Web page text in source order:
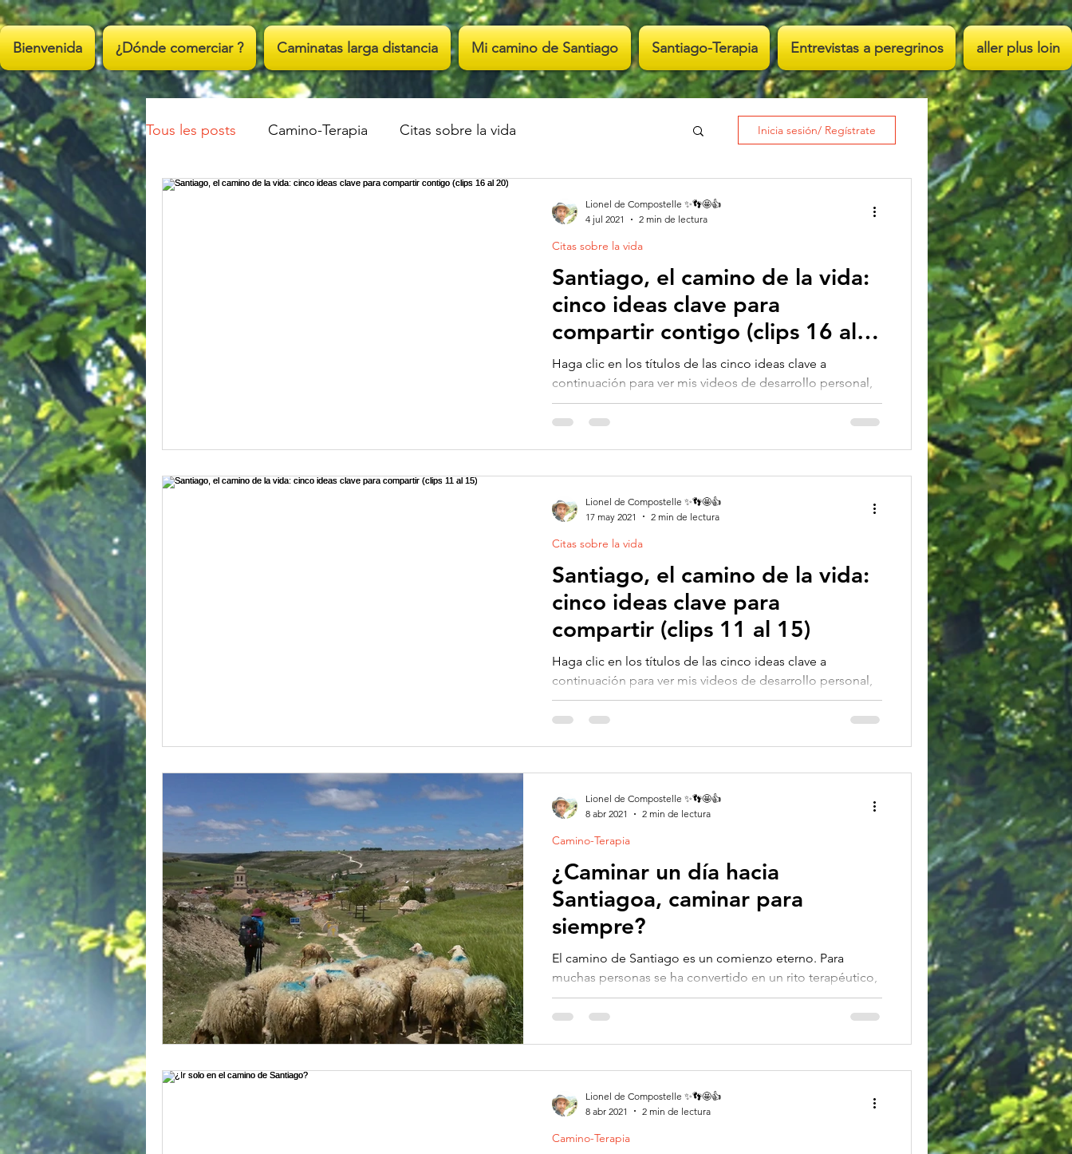
;
Bienvenida ¿Dónde comerciar ? Caminatas larga distancia Mi camino de Santiago Santiago-Terapia Entrevistas a peregrinos aller plus loin
Tous les posts Camino-Terapia Citas sobre la vida
A cada uno a su manera
Inicia sesión/ Regístrate
Santiago, el camino de la vida:
cinco ideas clave para
compartir contigo (clips 16 al
20)
Haga clic en los títulos de las cinco ideas clave a
continuación para ver mis videos de desarrollo personal,
inspirados en mi camino de...
Citas sobre la vida
Lionel de Compostelle ✨👣🤩👍
4 jul 2021
2 min de lectura
Santiago, el camino de la vida:
cinco ideas clave para
compartir (clips 11 al 15)
Haga clic en los títulos de las cinco ideas clave a
continuación para ver mis videos de desarrollo personal,
inspirados en mi camino de...
Citas sobre la vida
Lionel de Compostelle ✨👣🤩👍
17 may 2021
2 min de lectura
¿Caminar un día hacia
Santiagoa, caminar para
siempre?
​El camino de Santiago es un comienzo eterno. Para
muchas personas se ha convertido en un rito terapéutico,
una reunión anual que no debe...
Camino-Terapia
Lionel de Compostelle ✨👣🤩👍
8 abr 2021
2 min de lectura
Camino-Terapia
Lionel de Compostelle ✨👣🤩👍
8 abr 2021
2 min de lectura